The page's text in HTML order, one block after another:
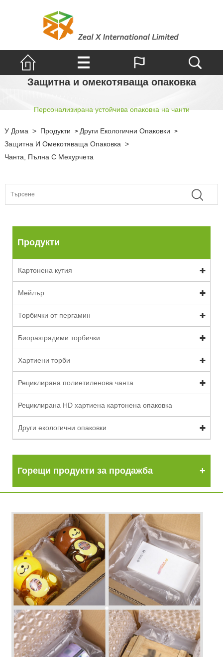
Защитна и омекотяваща опаковка
Персонализирана устойчива опаковка на чанти
У Дома > Продукти > Други Екологични Опаковки >
Защитна И Омекотяваща Опаковка >
Чанта, Пълна С Мехурчета
Продукти
Картонена кутия
Мейлър
Торбички от пергамин
Биоразградими торбички
Хартиени торби
Рециклирана полиетиленова чанта
Рециклирана HD хартиена картонена опаковка
Други екологични опаковки
Горещи продукти за продажба